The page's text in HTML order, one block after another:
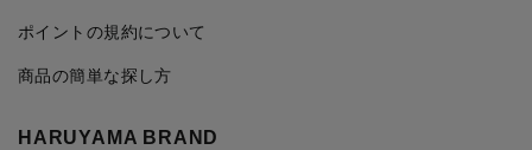
ポイントの規約について
商品の簡単な探し方
HARUYAMA BRAND